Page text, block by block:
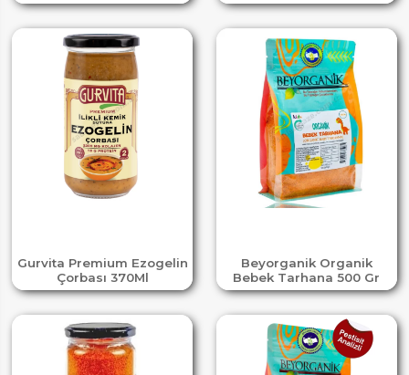
Gurvita Premium Ezogelin
Çorbası 370Ml
Beyorganik Organik
Bebek Tarhana 500 Gr